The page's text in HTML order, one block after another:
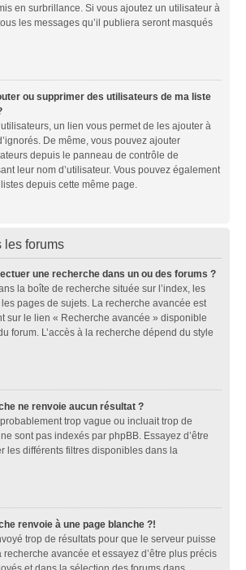
en surbrillance. Si vous ajoutez un utilisateur à
les messages qu’il publiera seront masqués
ou supprimer des utilisateurs de ma liste
un lien vous permet de les ajouter à
De même, vous pouvez ajouter
depuis le panneau de contrôle de
leur nom d’utilisateur. Vous pouvez également
depuis cette même page.
les forums
une recherche dans un ou des forums ?
la boîte de recherche située sur l’index, les
pages de sujets. La recherche avancée est
sur le lien « Recherche avancée » disponible
forum. L’accès à la recherche dépend du style
ne renvoie aucun résultat ?
trop vague ou incluait trop de
sont pas indexés par phpBB. Essayez d’être
les différents filtres disponibles dans la
renvoie à une page blanche ?!
trop de résultats pour que le serveur puisse
recherche avancée et essayez d’être plus précis